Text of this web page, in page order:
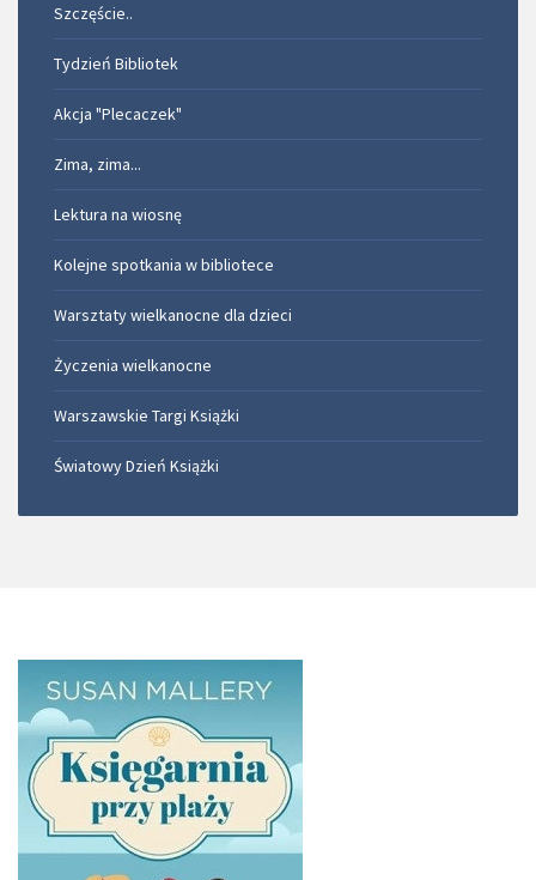
Szczęście..
Tydzień Bibliotek
Akcja "Plecaczek"
Zima, zima...
Lektura na wiosnę
Kolejne spotkania w bibliotece
Warsztaty wielkanocne dla dzieci
Życzenia wielkanocne
Warszawskie Targi Książki
Światowy Dzień Książki